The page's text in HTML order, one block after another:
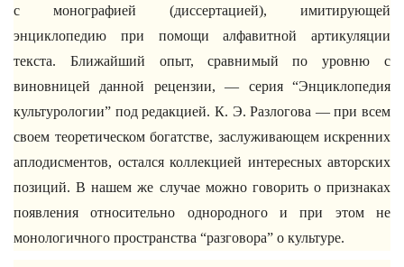
с монографией (диссертацией), имитирующей
энциклопедию при помощи алфавитной артикуляции
текста. Ближайший опыт, сравнимый по уровню с
виновницей данной рецензии, — серия “Энциклопедия
культурологии” под редакцией. К. Э. Разлогова — при всем
своем теоретическом богатстве, заслуживающем искренних
аплодисментов, остался коллекцией интересных авторских
позиций. В нашем же случае можно говорить о признаках
появления относительно однородного и при этом не
монологичного пространства “разговора” о культуре.